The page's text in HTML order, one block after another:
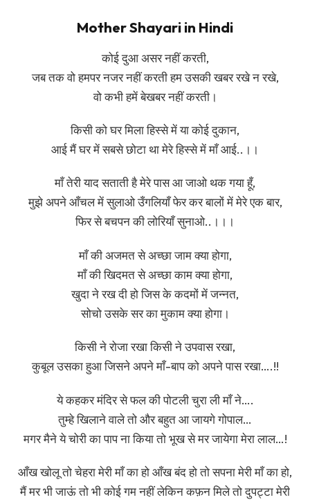
Mother Shayari in Hindi
कोई दुआ असर नहीं करती,
जब तक वो हमपर नजर नहीं करती हम उसकी खबर रखे न रखे,
वो कभी हमें बेखबर नहीं करती।
किसी को घर मिला हिस्से में या कोई दुकान,
आई मैं घर में सबसे छोटा था मेरे हिस्से में माँ आई..।।
माँ तेरी याद सताती है मेरे पास आ जाओ थक गया हूँ,
मुझे अपने आँचल में सुलाओ उँगलियाँ फेर कर बालों में मेरे एक बार,
फिर से बचपन की लोरियाँ सुनाओ..।।।
माँ की अजमत से अच्छा जाम क्या होगा,
माँ की खिदमत से अच्छा काम क्या होगा,
खुदा ने रख दी हो जिस के कदमों में जन्नत,
सोचो उसके सर का मुकाम क्या होगा।
किसी ने रोजा रखा किसी ने उपवास रखा,
कुबूल उसका हुआ जिसने अपने माँ-बाप को अपने पास रखा….!!
ये कहकर मंदिर से फल की पोटली चुरा ली माँ ने….
तुम्हे खिलाने वाले तो और बहुत आ जायगे गोपाल…
मगर मैने ये चोरी का पाप ना किया तो भूख से मर जायेगा मेरा लाल…!
आँख खोलू तो चेहरा मेरी माँ का हो आँख बंद हो तो सपना मेरी माँ का हो,
मैं मर भी जाऊं तो भी कोई गम नहीं लेकिन कफ़न मिले तो दुपट्टा मेरी